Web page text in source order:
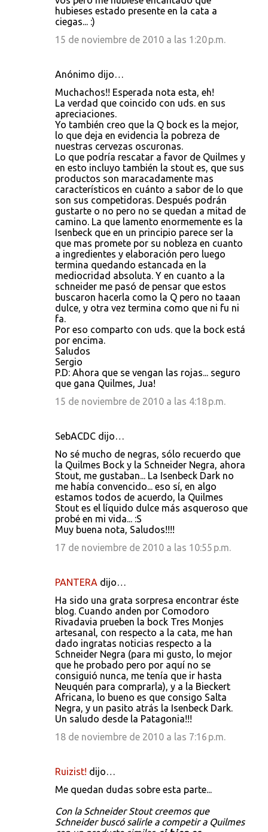
hubieses estado presente en la cata a
ciegas... :)
15 de noviembre de 2010 a las 1:20 p.m.
Anónimo dijo…
Muchachos!! Esperada nota esta, eh!
La verdad que coincido con uds. en sus
apreciaciones.
Yo también creo que la Q bock es la mejor,
lo que deja en evidencia la pobreza de
nuestras cervezas oscuronas.
Lo que podría rescatar a favor de Quilmes y
en esto incluyo también la stout es, que sus
productos son maracadamente mas
característicos en cuánto a sabor de lo que
son sus competidoras. Después podrán
gustarte o no pero no se quedan a mitad de
camino. La que lamento enormemente es la
Isenbeck que en un principio parece ser la
que mas promete por su nobleza en cuanto
a ingredientes y elaboración pero luego
termina quedando estancada en la
mediocridad absoluta. Y en cuanto a la
schneider me pasó de pensar que estos
buscaron hacerla como la Q pero no taaan
dulce, y otra vez termina como que ni fu ni
fa.
Por eso comparto con uds. que la bock está
por encima.
Saludos
Sergio
P.D: Ahora que se vengan las rojas... seguro
que gana Quilmes, Jua!
15 de noviembre de 2010 a las 4:18 p.m.
SebACDC dijo…
No sé mucho de negras, sólo recuerdo que
la Quilmes Bock y la Schneider Negra, ahora
Stout, me gustaban... La Isenbeck Dark no
me había convencido... eso sí, en algo
estamos todos de acuerdo, la Quilmes
Stout es el líquido dulce más asqueroso que
probé en mi vida... :S
Muy buena nota, Saludos!!!!
17 de noviembre de 2010 a las 10:55 p.m.
PANTERA dijo…
Ha sido una grata sorpresa encontrar éste
blog. Cuando anden por Comodoro
Rivadavia prueben la bock Tres Monjes
artesanal, con respecto a la cata, me han
dado ingratas noticias respecto a la
Schneider Negra (para mi gusto, lo mejor
que he probado pero por aquí no se
consiguió nunca, me tenía que ir hasta
Neuquén para comprarla), y a la Bieckert
Africana, lo bueno es que consigo Salta
Negra, y un pasito atrás la Isenbeck Dark.
Un saludo desde la Patagonia!!!
18 de noviembre de 2010 a las 7:16 p.m.
Ruizist! dijo…
Me quedan dudas sobre esta parte...
Con la Schneider Stout creemos que
Schneider buscó salirle a competir a Quilmes